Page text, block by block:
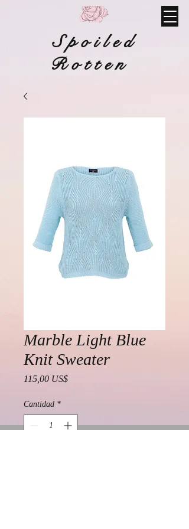
Spoiled
Rotten
Marble Light Blue
Knit Sweater
115,00 US$Precio
Cantidad *